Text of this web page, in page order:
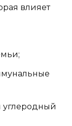
влияет
углеродный